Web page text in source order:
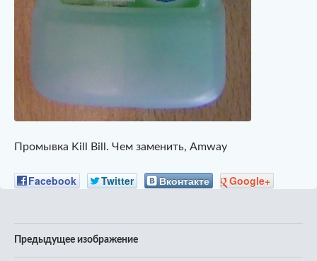
Промывка Kill Bill. Чем заменить, Amway
Facebook Twitter Вконтакте Google+
Предыдущее изображение